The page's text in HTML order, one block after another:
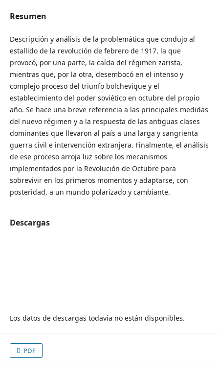
Resumen
Descripción y análisis de la problemática que condujo al
estallido de la revolución de febrero de 1917, la que
provocó, por una parte, la caída del régimen zarista,
mientras que, por la otra, desembocó en el intenso y
complejo proceso del triunfo bolchevique y el
establecimiento del poder soviético en octubre del propio
año. Se hace una breve referencia a las principales medidas
del nuevo régimen y a la respuesta de las antiguas clases
dominantes que llevaron al país a una larga y sangrienta
guerra civil e intervención extranjera. Finalmente, el análisis
de ese proceso arroja luz sobre los mecanismos
implementados por la Revolución de Octubre para
sobrevivir en los primeros momentos y adaptarse, con
posteridad, a un mundo polarizado y cambiante.
Descargas
Los datos de descargas todavía no están disponibles.
PDF